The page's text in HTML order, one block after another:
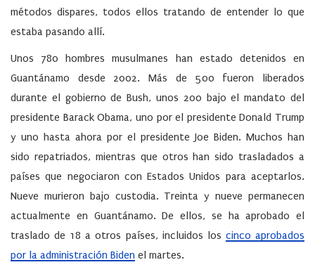
métodos dispares, todos ellos tratando de entender lo que
estaba pasando allí.
Unos 780 hombres musulmanes han estado detenidos en
Guantánamo desde 2002. Más de 500 fueron liberados
durante el gobierno de Bush, unos 200 bajo el mandato del
presidente Barack Obama, uno por el presidente Donald Trump
y uno hasta ahora por el presidente Joe Biden. Muchos han
sido repatriados, mientras que otros han sido trasladados a
países que negociaron con Estados Unidos para aceptarlos.
Nueve murieron bajo custodia. Treinta y nueve permanecen
actualmente en Guantánamo. De ellos, se ha aprobado el
traslado de 18 a otros países, incluidos los cinco aprobados
por la administración Biden el martes.